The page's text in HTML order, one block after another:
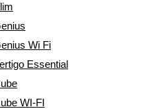
Wi Fi
Essential
WI-FI
опроса